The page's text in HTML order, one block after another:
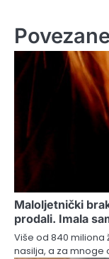
Maloljetnički
prodali. Imala
Više od 840 miliona
nasilja, a za mnoge